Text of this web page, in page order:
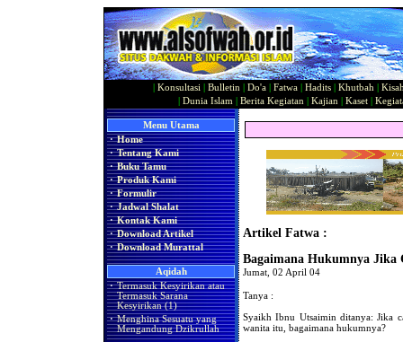
Konsultasi Bulletin Do'a Fatwa Hadits Khutbah
Dunia Islam Berita Kegiatan Kajian Kaset|
Menu Utama
· Home
· Tentang Kami
· Buku Tamu
· Produk Kami
· Formulir
· Jadwal Shalat
· Kontak Kami
· Download Artikel
· Download Murattal
Aqidah
· Termasuk Kesyirikan atau
Termasuk Sarana
Kesyirikan (1)
· Menghina Sesuatu yang
Mengandung Dzikrullah
Artikel Fatwa :
Bagaimana Hukumnya Jika
Jumat, 02 April 04
Tanya :
Syaikh Ibnu Utsaimin ditanya: Jika
wanita itu, bagaimana hukumnya?